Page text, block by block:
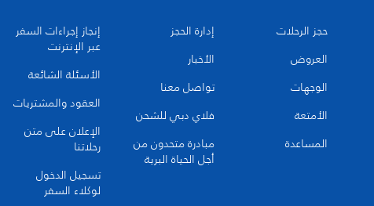
حجز الرحلات
العروض
الوجهات
الأمتعة
المساعدة
إدارة الحجز
الأخبار
تواصل معنا
فلاي دبي للشحن
مبادرة متحدون من
أجل الحياة البرية
إنجاز إجراءات السفر
عبر الإنترنت
الأسئلة الشائعة
العقود والمشتريات
الإعلان على متن
رحلاتنا
تسجيل الدخول
لوكلاء السفر